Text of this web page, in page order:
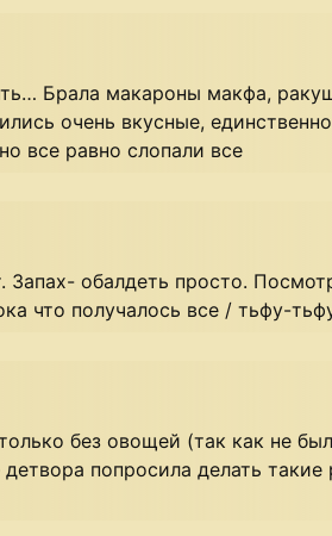
Брала макароны макфа,
очень вкусные,
все равно слопали все
Запах- обалдеть просто.
что получалось все / тьфу-
без овощей (так как не
попросила делать такие